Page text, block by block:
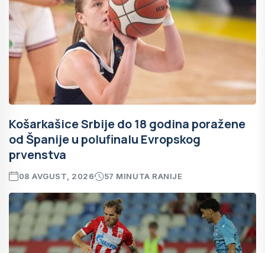
Košarkašice Srbije do 18 godina poražene
od Španije u polufinalu Evropskog
prvenstva
08 AVGUST, 2026 57 MINUTA RANIJE